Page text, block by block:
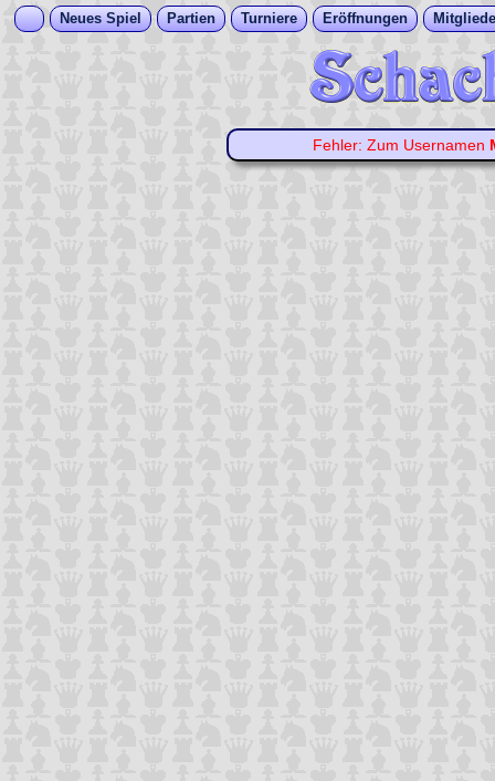
Neues Spiel Partien Turniere Eröffnungen
Fehler: Zum Usernamen